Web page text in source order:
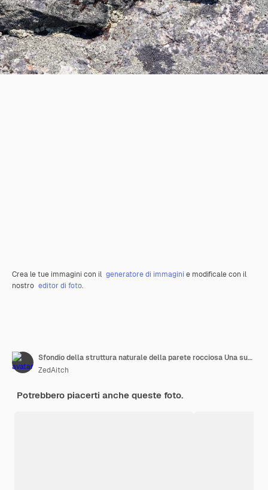
Crea le tue immagini con il generatore di immagini e modificale con il
nostro editor di foto.
Sfondio della struttura naturale della parete rocciosa Una superficie in pietra dettagliata per un design rustico e organico
ZedAitch
Potrebbero piacerti anche queste foto.